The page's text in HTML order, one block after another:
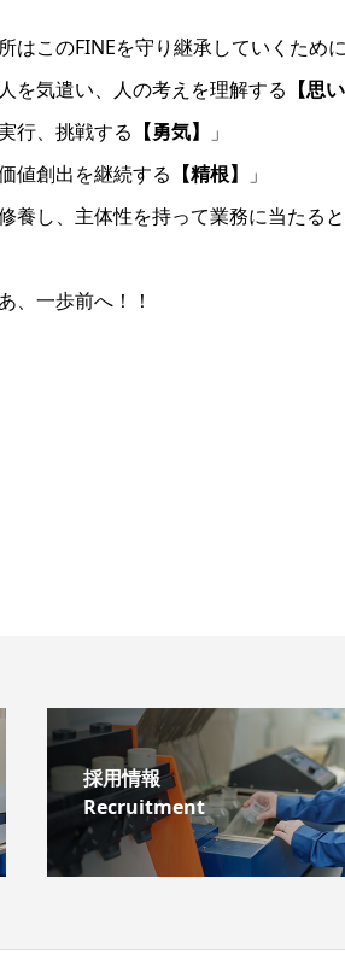
はこのFINEを守り継承していくために
人を気遣い、人の考えを理解する 【思
実行、挑戦する 【勇気】
」
価値創出を継続する 【精根】
」
養し、主体性を持って業務に当たる
、一歩前へ！！
採用情報
Recruitment